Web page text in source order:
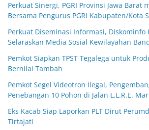
Perkuat Sinergi, PGRI Provinsi Jawa Barat
Bersama Pengurus PGRI Kabupaten/Kota
Perkuat Diseminasi Informasi, Diskominfo
Selaraskan Media Sosial Kewilayahan
Pemkot Siapkan TPST Tegalega untuk
Bernilai Tambah
Pemkot Segel Videotron Ilegal,
Penebangan 10 Pohon di Jalan L.L.R.E.
Eks Kacab Siap Laporkan PLT Dirut
Tirtajati